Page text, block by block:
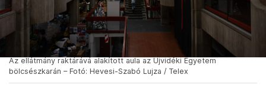
Az ellátmány raktárává alakított aula az Újvidéki Egyetem
bölcsészkarán – Fotó: Hevesi-Szabó Lujza / Telex